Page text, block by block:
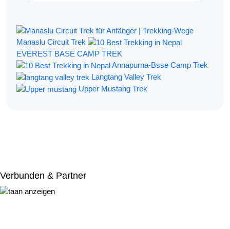
Manaslu Circuit Trek
EVEREST BASE CAMP TREK
Annapurna-Bsse Camp Trek
Langtang Valley Trek
Upper Mustang Trek
Verbunden & Partner